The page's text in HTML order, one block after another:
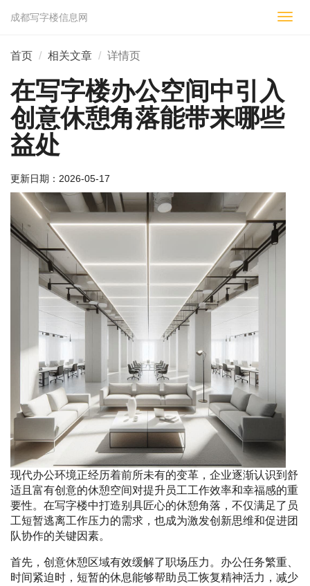
切
成都写字楼信息网
首页 相关文章 详情页
在写字楼办公空间中引入
创意休憩角落能带来哪些
益处
更新日期： 2026-05-17
现代办公环境正经历着前所未有的变革，企业逐渐认识到舒
适且富有创意的休憩空间对提升员工工作效率和幸福感的重
要性。在写字楼中打造别具匠心的休憩角落，不仅满足了员
工短暂逃离工作压力的需求，也成为激发创新思维和促进团
队协作的关键因素。
首先，创意休憩区域有效缓解了职场压力。办公任务繁重、
时间紧迫时，短暂的休息能够帮助员工恢复精神活力，减少